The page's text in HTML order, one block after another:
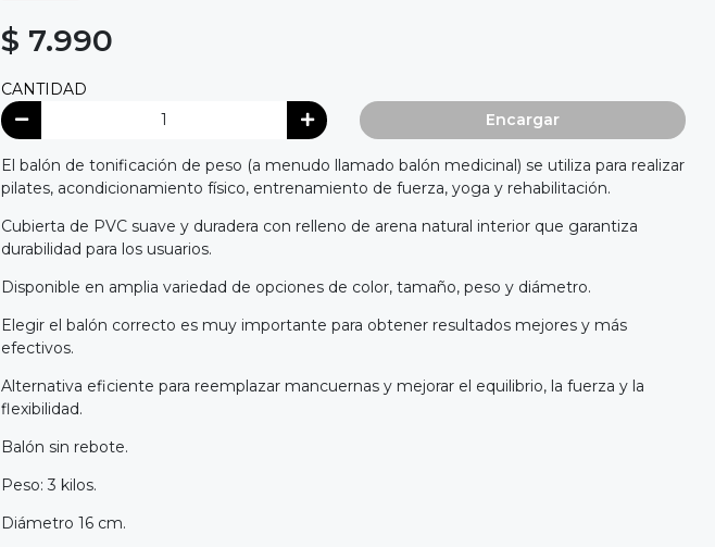
$ 7.990
CANTIDAD
Encargar
El balón de tonificación de peso (a menudo llamado balón medicinal) se utiliza para realizar
pilates, acondicionamiento físico, entrenamiento de fuerza, yoga y rehabilitación.
Cubierta de PVC suave y duradera con relleno de arena natural interior que garantiza
durabilidad para los usuarios.
Disponible en amplia variedad de opciones de color, tamaño, peso y diámetro.
Elegir el balón correcto es muy importante para obtener resultados mejores y más
efectivos.
Alternativa eficiente para reemplazar mancuernas y mejorar el equilibrio, la fuerza y la
flexibilidad.
Balón sin rebote.
Peso: 3 kilos.
Diámetro 16 cm.